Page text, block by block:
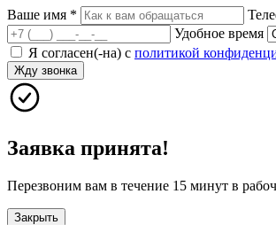
Ваше имя *
Удобное время
Я согласен(-на) с политикой
Жду звонка
Заявка принята!
Перезвоним вам в течение 15 минут в
Закрыть